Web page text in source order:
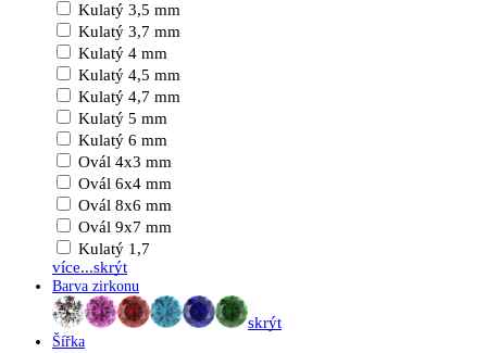
Kulatý 3,5 mm
Kulatý 3,7 mm
Kulatý 4 mm
Kulatý 4,5 mm
Kulatý 4,7 mm
Kulatý 5 mm
Kulatý 6 mm
Ovál 4x3 mm
Ovál 6x4 mm
Ovál 8x6 mm
Ovál 9x7 mm
Kulatý 1,7
více...skrýt
Barva zirkonu
skrýt
Šířka